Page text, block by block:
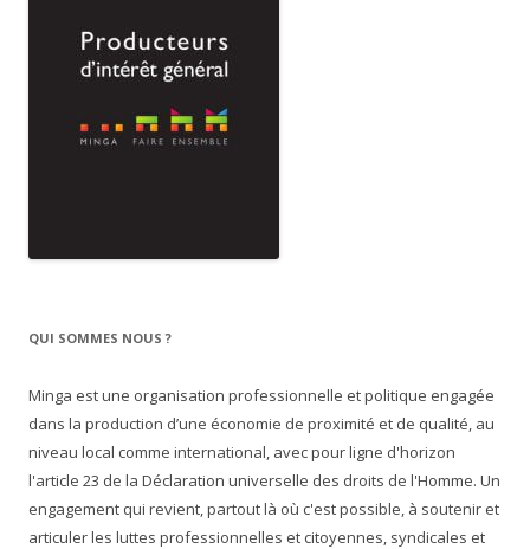
QUI SOMMES NOUS ?
Minga est une organisation professionnelle et politique engagée
dans la production d’une économie de proximité et de qualité, au
niveau local comme international, avec pour ligne d'horizon
l'article 23 de la Déclaration universelle des droits de l'Homme. Un
engagement qui revient, partout là où c'est possible, à soutenir et
articuler les luttes professionnelles et citoyennes, syndicales et